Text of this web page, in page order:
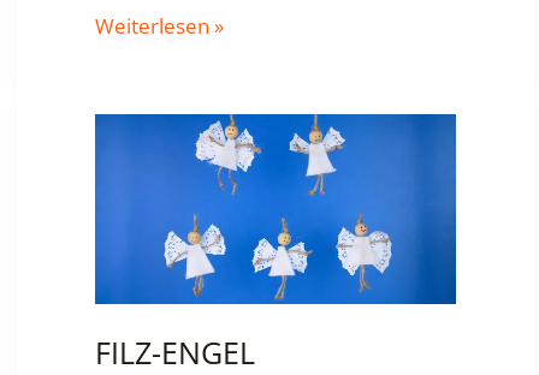
PIRATENSCHIFFE
KLOPAPIERROLLEN
Weiterlesen »
FILZ-ENGEL